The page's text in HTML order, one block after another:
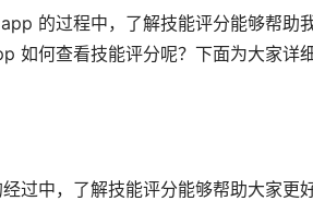
的过程中，了解技能评分能够帮助
如何查看技能评分呢？下面为大家
过中，了解技能评分能够帮助大家更